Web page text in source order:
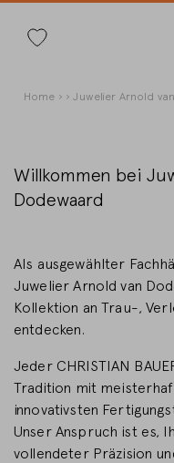
zumHome Juwelier Arnold
Willkommen bei
Dodewaard
Als ausgewählter
Juwelier Arnold van
Kollektion an Trau-,
entdecken.
Jeder CHRISTIAN
Tradition mit
innovativsten
Unser Anspruch ist es,
vollendeter Präzision
LAND WECHSELN